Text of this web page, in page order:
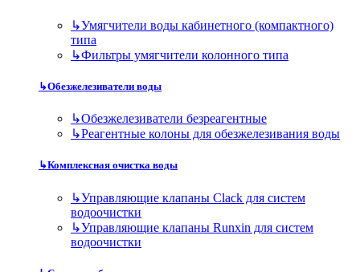
↳Умягчители воды кабинетного (компактного)
типа
↳Фильтры умягчители колонного типа
↳Обезжелезиватели воды
↳Обезжелезиватели безреагентные
↳Реагентные колоны для обезжелезивания воды
↳Комплексная очистка воды
↳Управляющие клапаны Clack для систем
водоочистки
↳Управляющие клапаны Runxin для систем
водоочистки